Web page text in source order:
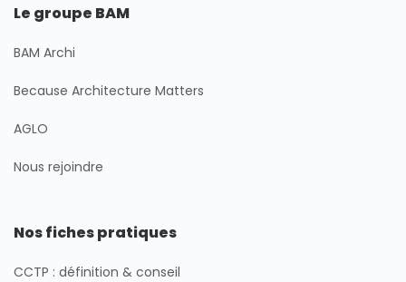
Le groupe BAM
BAM Archi
Because Architecture Matters
AGLO
Nous rejoindre
Nos fiches pratiques
CCTP : définition & conseil